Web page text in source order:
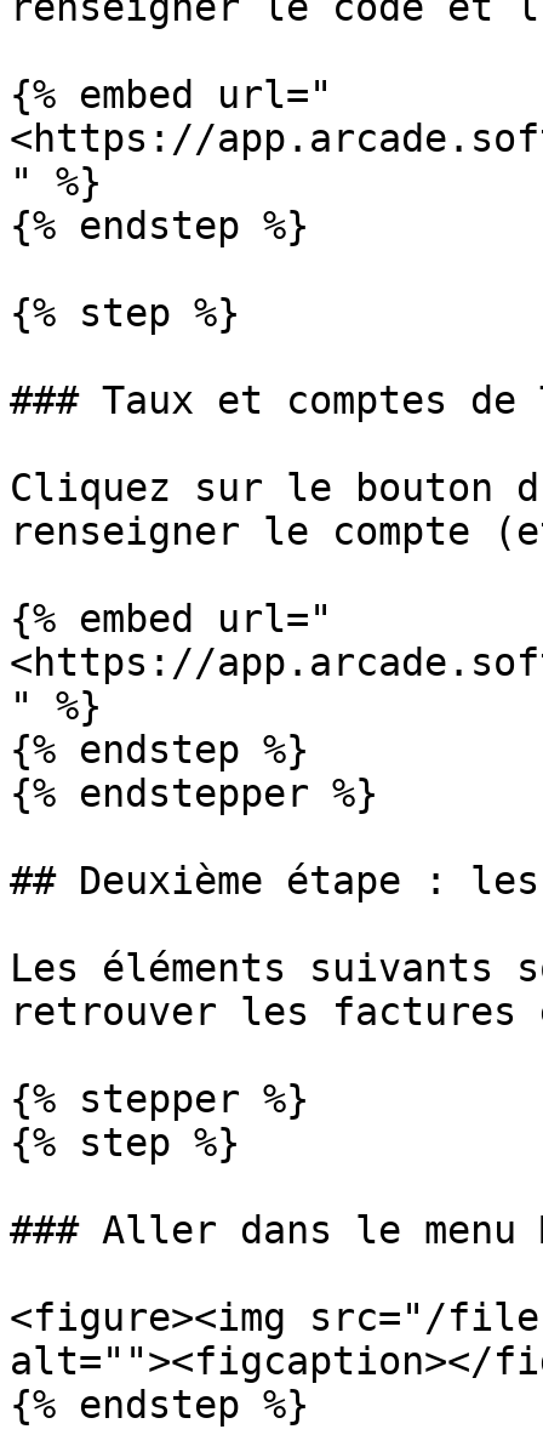
{% embed url="
<https://
" %}
{% endstep %}
{% step %}
### Taux et comptes de
Cliquez sur le bouton
renseigner le compte
{% embed url="
<https://
" %}
{% endstep %}
{% endstepper %}
## Deuxième étape :
Les éléments
retrouver les factures
{% stepper %}
{% step %}
### Aller dans le menu
<figure><img src="/files/
alt=""><figcaption></
{% endstep %}